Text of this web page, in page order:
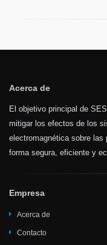
Acerca de
El objetivo principal de
mitigar los efectos de los
electromagnética sobre las
forma segura, eficiente y
Empresa
Acerca de
Contacto